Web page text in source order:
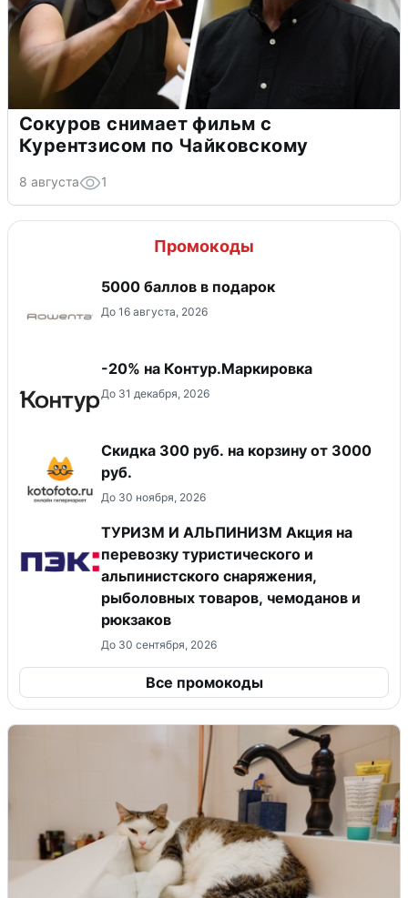
Сокуров снимает фильм с
Курентзисом по Чайковскому
8 августа 1
Промокоды
5000 баллов в подарок
До 16 августа, 2026
-20% на Контур.Маркировка
До 31 декабря, 2026
Скидка 300 руб. на корзину от 3000
руб.
До 30 ноября, 2026
ТУРИЗМ И АЛЬПИНИЗМ Акция на
перевозку туристического и
альпинистского снаряжения,
рыболовных товаров, чемоданов и
рюкзаков
До 30 сентября, 2026
Все промокоды